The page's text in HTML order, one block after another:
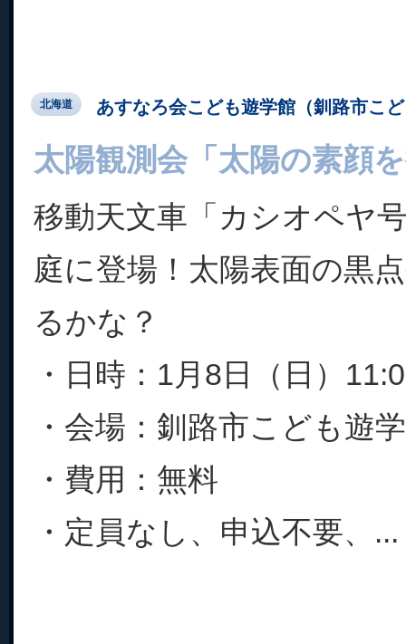
北海道 あすなろ会こども遊学館（釧路市こ
太陽観測会「太陽の素顔
移動天文車「カシオペヤ
庭に登場！太陽表面の黒
るかな？
・日時：1月8日（日）
・会場：釧路市こども遊
・費用：無料
・定員なし、申込不要、...